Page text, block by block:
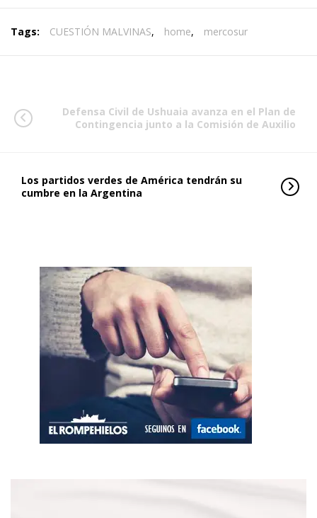
Tags: CUESTIÓN MALVINAS, home, mercosur
Defensa Civil de Ushuaia avanza en el Plan de
Contingencia junto a la Comisión de Auxilio
Los partidos verdes de América tendrán su
cumbre en la Argentina